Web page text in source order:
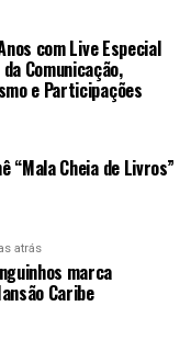
com Live Especial
Comunicação,
e Participações
“Mala Cheia de Livros”
atrás
marca
Caribe